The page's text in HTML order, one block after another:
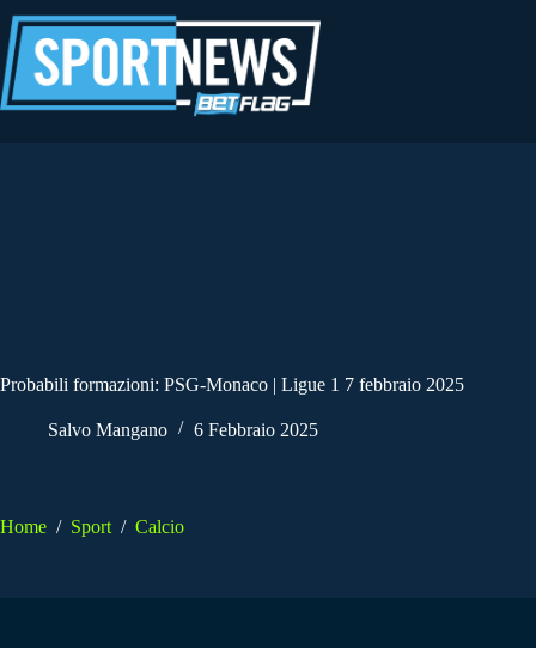
al
contenuto
Probabili formazioni: PSG-Monaco | Ligue 1 7 febbraio 2025
Salvo Mangano 6 Febbraio 2025
Home / Sport / Calcio